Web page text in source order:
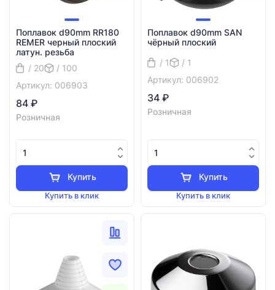
Поплавок d90mm RR180
REMER черный плоский
латун. резьба
/ 20
/ 100
Артикул: 006903
84 ₽
Розничная
Купить
Купить в клик
Поплавок d90mm SAN
чёрный плоский
/ 1
/ 1
Артикул: 006902
34 ₽
Розничная
Купить
Купить в клик